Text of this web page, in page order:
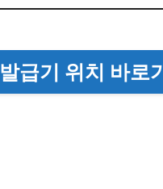
급기 위치 바로